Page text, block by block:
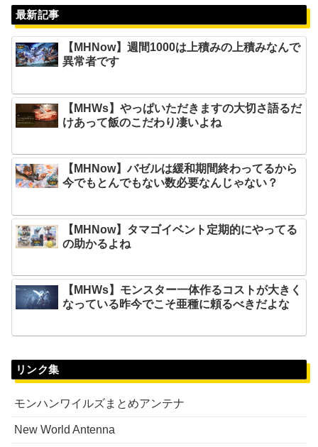
最新記事
【MHNow】週間1000は上積みの上積みなんで
異常者です
【MHWs】やっぱいただきますの大切さ語るだ
けあって飯のこだわり凄いよね
【MHNow】バゼルは緩和期間終わってるから
今でもとんでもない数必要なんじゃない？
【MHNow】タマゴイベント定期的にやってる
の助かるよね
【MHWs】モンスター一体作るコストが大きく
なっている昨今でこそ亜種に頼るべきだよな
リンク集
モンハンワイルズまとめアンテナ
New World Antenna